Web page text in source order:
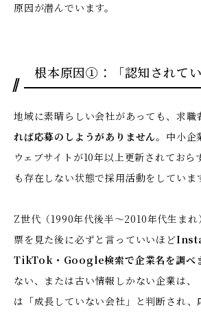
原因が潜んでいます。
根本原因①：「認知されて
地域に素晴らしい会社があっても、求職
れば応募のしようがありません。中小企
ウェブサイトが10年以上更新されておら
も存在しない状態で採用活動をしていま
Z世代（1990年代後半〜2010年代生ま
票を見た後に必ずと言っていいほど
TikTok・Google検索で企業名を調べ
ない、または古い情報しかない企業は、
は「成長していない会社」と判断され、